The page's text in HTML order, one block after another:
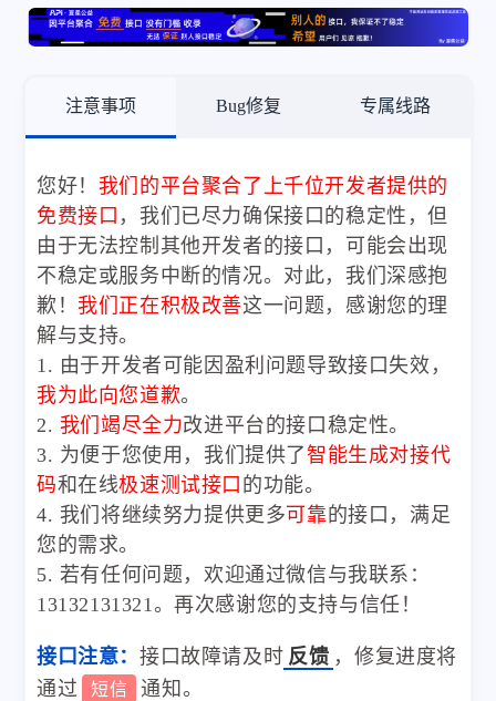
注意事项 Bug修复 专属线路
您好！ 我们的平台聚合了上千位开发者提供的
免费接口 ，我们已尽力确保接口的稳定性，但
由于无法控制其他开发者的接口，可能会出现
不稳定或服务中断的情况。对此，我们深感抱
歉！ 我们正在积极改善这一问题，感谢您的理
解与支持。
1. 由于开发者可能因盈利问题导致接口失效，
我为此向您道歉。
2. 我们竭尽全力改进平台的接口稳定性。
3. 为便于您使用，我们提供了智能生成对接代
码和在线极速测试接口 的功能。
4. 我们将继续努力提供更多可靠的接口，满足
您的需求。
5. 若有任何问题，欢迎通过微信与我联系：
13132131321。再次感谢您的支持与信任！
接口注意： 接口故障请及时 反馈 ，修复进度将
通过
短信 通知。